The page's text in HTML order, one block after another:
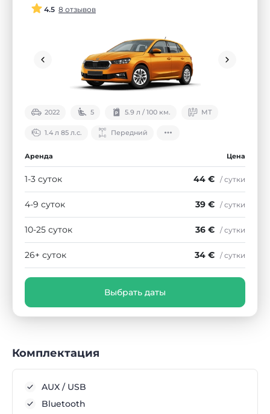
4.5 8 отзывов
2022 5 5.9 л / 100 км. МТ
1.4 л 85 л.с. Передний
Аренда Цена
1-3 суток 44 € / сутки
4-9 суток 39 € / сутки
10-25 суток 36 € / сутки
26+ суток 34 € / сутки
Выбрать даты
Комплектация
AUX / USB
Bluetooth